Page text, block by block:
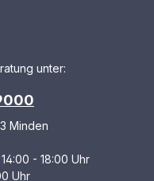
unter:
Minden
- 18:00 Uhr
Uhr